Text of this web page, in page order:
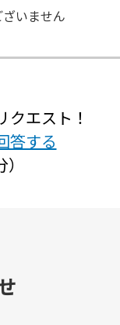
いません
クエスト！
答する